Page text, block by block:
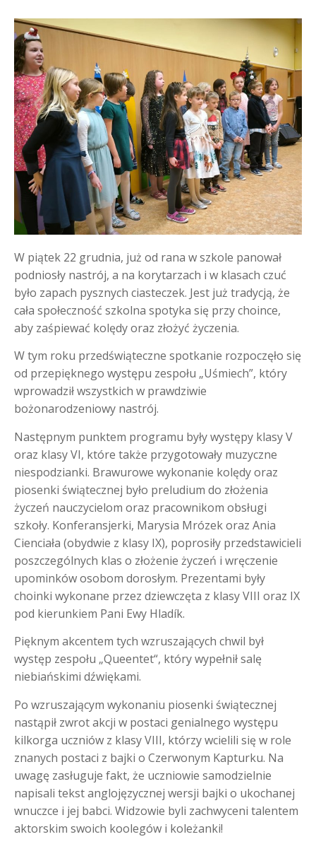
W piątek 22 grudnia, już od rana w szkole panował
podniosły nastrój, a na korytarzach i w klasach czuć
było zapach pysznych ciasteczek. Jest już tradycją, że
cała społeczność szkolna spotyka się przy choince,
aby zaśpiewać kolędy oraz złożyć życzenia.
W tym roku przedświąteczne spotkanie rozpoczęło się
od przepięknego występu zespołu „Uśmiech”, który
wprowadził wszystkich w prawdziwie
bożonarodzeniowy nastrój.
Następnym punktem programu były występy klasy V
oraz klasy VI, które także przygotowały muzyczne
niespodzianki. Brawurowe wykonanie kolędy oraz
piosenki świątecznej było preludium do złożenia
życzeń nauczycielom oraz pracownikom obsługi
szkoły. Konferansjerki, Marysia Mrózek oraz Ania
Cienciała (obydwie z klasy IX), poprosiły przedstawicieli
poszczególnych klas o złożenie życzeń i wręczenie
upominków osobom dorosłym. Prezentami były
choinki wykonane przez dziewczęta z klasy VIII oraz IX
pod kierunkiem Pani Ewy Hladík.
Pięknym akcentem tych wzruszających chwil był
występ zespołu „Queentet“, który wypełnił salę
niebiańskimi dźwiękami.
Po wzruszającym wykonaniu piosenki świątecznej
nastąpił zwrot akcji w postaci genialnego występu
kilkorga uczniów z klasy VIII, którzy wcielili się w role
znanych postaci z bajki o Czerwonym Kapturku. Na
uwagę zasługuje fakt, że uczniowie samodzielnie
napisali tekst anglojęzycznej wersji bajki o ukochanej
wnuczce i jej babci. Widzowie byli zachwyceni talentem
aktorskim swoich koolegów i koleżanki!